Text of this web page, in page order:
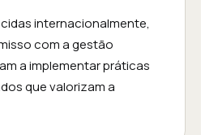
internacionalmente,
com a gestão
a implementar práticas
que valorizam a